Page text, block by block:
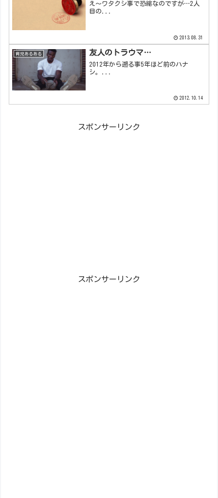
え～ワタクシ事で恐縮なのですが…2人
目の...
2013.08.31
育児あるある 友人のトラウマ…
2012年から遡る事5年ほど前のハナ
シ。...
2012.10.14
スポンサーリンク
スポンサーリンク